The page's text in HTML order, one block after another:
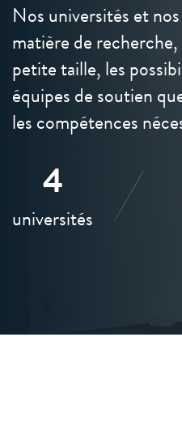
Nos universités et
matière de
petite taille, les
équipes de soutien
les compétences
4
universités